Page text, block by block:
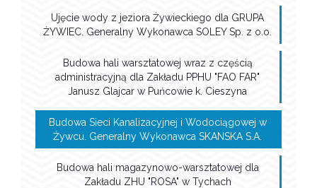
Ujęcie wody z jeziora Żywieckiego dla GRUPA
ŻYWIEC. Generalny Wykonawca SOLEY Sp. z o.o.
Budowa hali warsztatowej wraz z częścią
administracyjną dla Zakładu PPHU "FAO FAR"
Janusz Glajcar w Puńcowie k. Cieszyna
Budowa Sieci Kanalizacyjnej i Wodociągowej w
Żywcu. Generalny Wykonawca SKANSKA S.A.
Budowa hali magazynowo-warsztatowej dla
Zakładu ZHU "ROSA" w Tychach